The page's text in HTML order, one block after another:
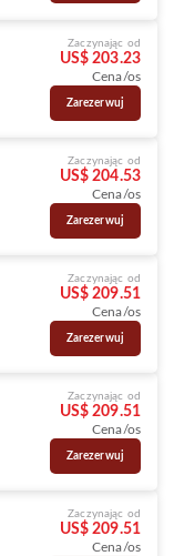
Zaczynając od
US$ 203.23
Cena/os
Zarezerwuj
Zaczynając od
US$ 204.53
Cena/os
Zarezerwuj
Zaczynając od
US$ 209.51
Cena/os
Zarezerwuj
Zaczynając od
US$ 209.51
Cena/os
Zarezerwuj
Zaczynając od
US$ 209.51
Cena/os